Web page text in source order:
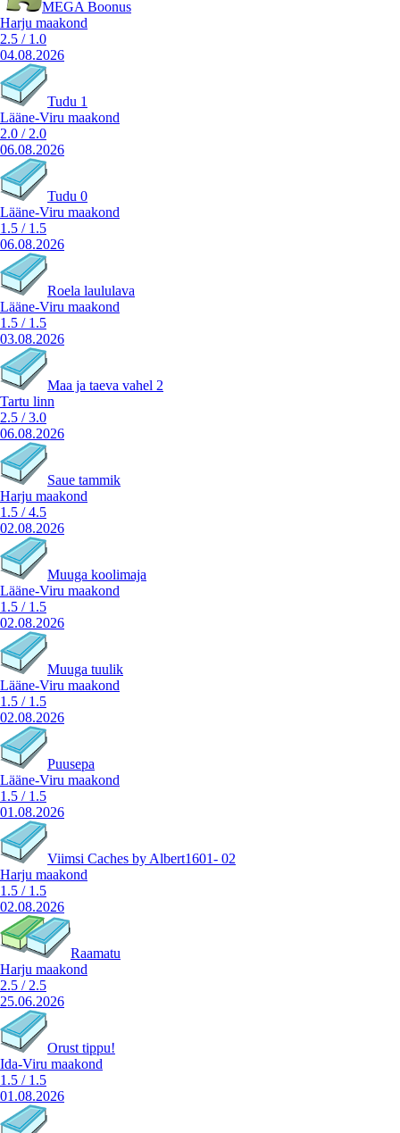
MEGA Boonus
Harju maakond
2.5 / 1.0
04.08.2026
Tudu 1
Lääne-Viru maakond
2.0 / 2.0
06.08.2026
Tudu 0
Lääne-Viru maakond
1.5 / 1.5
06.08.2026
Roela laululava
Lääne-Viru maakond
1.5 / 1.5
03.08.2026
Maa ja taeva vahel 2
Tartu linn
2.5 /3.0
06.08.2026
Saue tammik
Harju maakond
1.5 /4.5
02.08.2026
Muuga koolimaja
Lääne-Viru maakond
1.5 / 1.5
02.08.2026
Muuga tuulik
Lääne-Viru maakond
1.5 / 1.5
02.08.2026
Puusepa
Lääne-Viru maakond
1.5 / 1.5
01.08.2026
Viimsi Caches by Albert1601- 02
Harju maakond
1.5 / 1.5
02.08.2026
Raamatu
Harju maakond
2.5 / 2.5
25.06.2026
Orust tippu!
Ida-Viru maakond
1.5 / 1.5
01.08.2026